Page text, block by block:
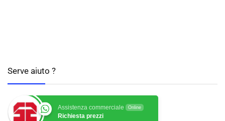
Serve aiuto ?
Assistenza commerciale Online
Richiesta prezzi